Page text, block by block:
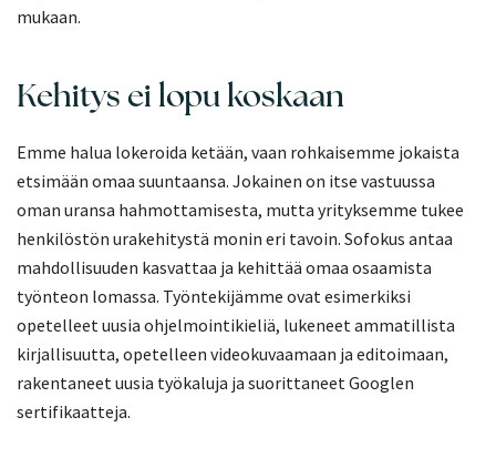
mukaan.
Kehitys ei lopu koskaan
Emme halua lokeroida ketään, vaan rohkaisemme jokaista
etsimään omaa suuntaansa. Jokainen on itse vastuussa
oman uransa hahmottamisesta, mutta yrityksemme tukee
henkilöstön urakehitystä monin eri tavoin. Sofokus antaa
mahdollisuuden kasvattaa ja kehittää omaa osaamista
työnteon lomassa. Työntekijämme ovat esimerkiksi
opetelleet uusia ohjelmointikieliä, lukeneet ammatillista
kirjallisuutta, opetelleen videokuvaamaan ja editoimaan,
rakentaneet uusia työkaluja ja suorittaneet Googlen
sertifikaatteja.